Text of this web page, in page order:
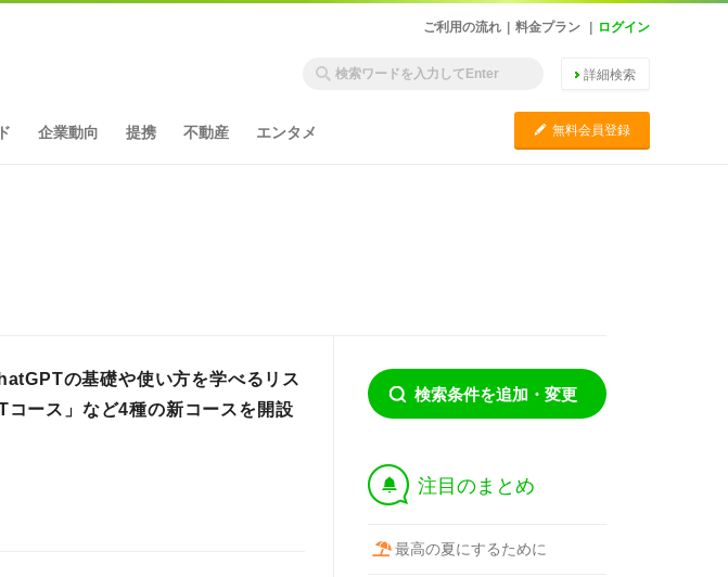
ご利用の流れ 料金プラン ログイン
詳細検索
企業動向 提携 不動産 エンタメ C 無料会員登録
の基礎や使い方を学べるリス
ース」など4種の新コースを開設
検索条件を追加・変更
† 注目のまとめ
最高の夏にするために